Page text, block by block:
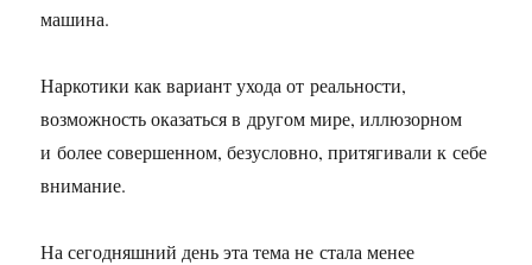
машина.
Наркотики как вариант ухода от реальности,
возможность оказаться в другом мире, иллюзорном
и более совершенном, безусловно, притягивали к себе
внимание.
На сегодняшний день эта тема не стала менее